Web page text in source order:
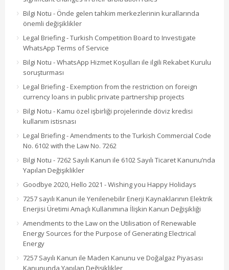
Bilgi Notu - Önde gelen tahkim merkezlerinin kurallarında
önemli değişiklikler
Legal Briefing - Turkish Competition Board to Investigate
WhatsApp Terms of Service
Bilgi Notu - WhatsApp Hizmet Koşulları ile ilgili Rekabet Kurulu
soruşturması
Legal Briefing - Exemption from the restriction on foreign
currency loans in public private partnership projects
Bilgi Notu - Kamu özel işbirliği projelerinde döviz kredisi
kullanım istisnası
Legal Briefing - Amendments to the Turkish Commercial Code
No. 6102 with the Law No. 7262
Bilgi Notu - 7262 Sayılı Kanun ile 6102 Sayılı Ticaret Kanunu’nda
Yapılan Değişiklikler
Goodbye 2020, Hello 2021 - Wishing you Happy Holidays
7257 sayılı Kanun ile Yenilenebilir Enerji Kaynaklarının Elektrik
Enerjisi Üretimi Amaçlı Kullanımına İlişkin Kanun Değişikliği
Amendments to the Law on the Utilisation of Renewable
Energy Sources for the Purpose of Generating Electrical
Energy
7257 Sayılı Kanun ile Maden Kanunu ve Doğalgaz Piyasası
Kanununda Yapılan Değişiklikler